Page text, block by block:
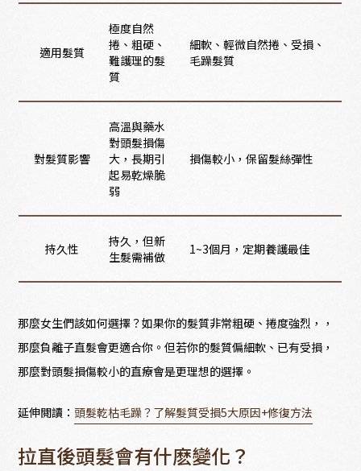
適用髮質
極度自然
捲、粗硬、
難護理的髮
質
細軟、輕微自然捲、受損、
毛躁髮質
對髮質影響
高溫與藥水
對頭髮損傷
大，長期引
起易乾燥脆
弱
損傷較小，保留髮絲彈性
持久性
持久，但新
生髮需補做
1~3個月，定期養護最佳
那麼女生們該如何選擇？如果你的髮質非常粗硬、捲度強烈，，
那麼負離子直髮會更適合你。但若你的髮質偏細軟、已有受損，
那麼對頭髮損傷較小的直療會是更理想的選擇。
延伸閲讀： 頭髮乾枯毛躁？了解髮質受損5大原因+修復方法
拉直後頭髮會有什麽變化？